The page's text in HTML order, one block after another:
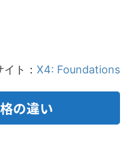
ト： X4: Foundations
の違い